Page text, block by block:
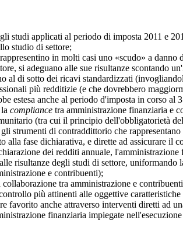
applicati al periodo di imposta 2011 e
studio di settore;
in molti casi uno «scudo» a danno
si adeguano alle sue risultanze scontando
al di sotto dei ricavi standardizzati
più redditizie (e che dovrebbero
anche al periodo d'imposta in corso al
compliance tra amministrazione finanziaria e
(tra cui il principio dell'obbligatorietà
strumenti di contraddittorio che
fase dichiarativa, e dirette ad assicurare
dei redditi annuale,
risultanze degli studi di settore,
e contribuenti);
tra amministrazione e contribuenti,
più attinenti alle oggettive
favorito anche attraverso interventi diretti ad
finanziaria impiegate